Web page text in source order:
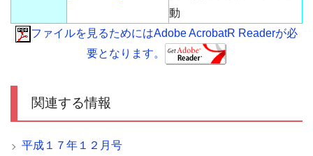
動
ファイルを見るためにはAdobe AcrobatR Readerが必
要となります。
関連する情報
平成１７年１２月号